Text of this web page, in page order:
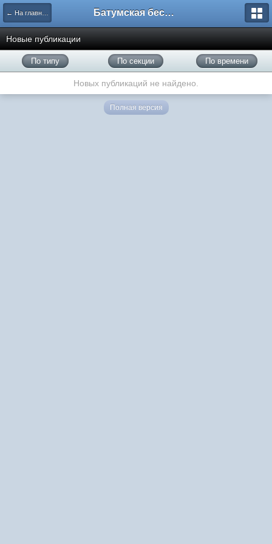
← На главную Батумская беседка
Новые публикации
По типу По секции По времени
Новых публикаций не найдено.
Полная версия